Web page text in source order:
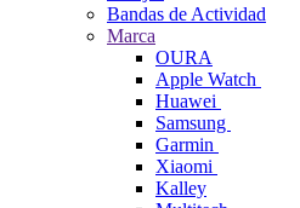
Bandas de Actividad
Marca
OURA
Apple Watch
Huawei
Samsung
Garmin
Xiaomi
Kalley